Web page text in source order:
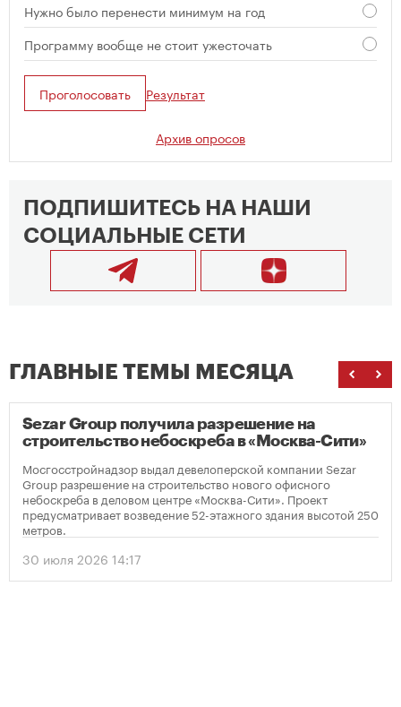
Нужно было перенести минимум на год
Программу вообще не стоит ужесточать
Проголосовать Результат
Архив опросов
ПОДПИШИТЕСЬ НА НАШИ
СОЦИАЛЬНЫЕ СЕТИ
ГЛАВНЫЕ ТЕМЫ МЕСЯЦА
Sezar Group получила разрешение на
строительство небоскреба в «Москва-Сити»
Мосгосстройнадзор выдал девелоперской компании Sezar
Group разрешение на строительство нового офисного
небоскреба в деловом центре «Москва-Сити». Проект
предусматривает возведение 52-этажного здания высотой 250
метров.
30 июля 2026 14:17